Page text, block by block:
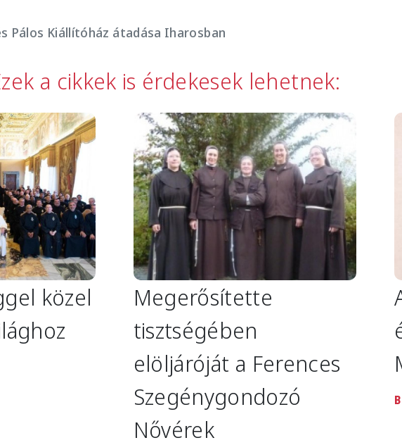
Pálos Kiállítóház átadása Iharosban
a cikkek is érdekesek lehetnek:
közel
Image
Megerősítette
tisztségében
elöljáróját a Ferences
Szegénygondozó
Nővérek